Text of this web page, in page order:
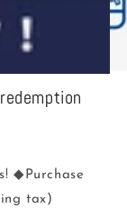
◆Purchase
tax)